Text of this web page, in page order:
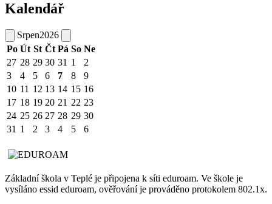
Kalendář
Srpen2026
Po Út St Čt Pá So Ne
27 28 29 30 31 1
2
3
4 5 6 7 8
9
10 11 12 13 14 15 16
17 18 19 20 21 22 23
24 25 26 27 28 29 30
31 1 2 3 4 5 6
Základní škola v Teplé je připojena k síti eduroam. Ve škole je
vysíláno essid eduroam, ověřování je prováděno protokolem 802.1x.